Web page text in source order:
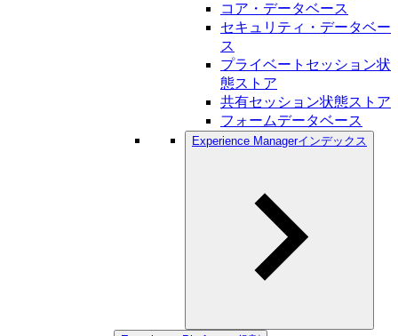
コア・データベース
セキュリティ・データベー
ス
プライベートセッション状
態ストア
共有セッション状態ストア
フォームデータベース
Experience Managerインデックス